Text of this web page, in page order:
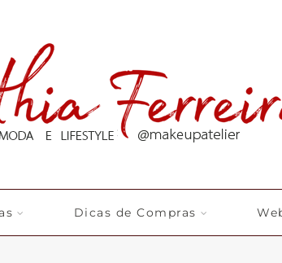
Dicas de Compras